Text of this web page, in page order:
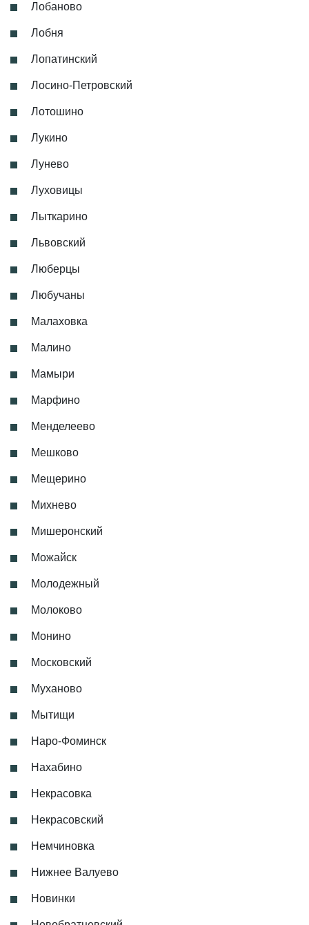
Лобаново
Лобня
Лопатинский
Лосино-Петровский
Лотошино
Лукино
Лунево
Луховицы
Лыткарино
Львовский
Люберцы
Любучаны
Малаховка
Малино
Мамыри
Марфино
Менделеево
Мешково
Мещерино
Михнево
Мишеронский
Можайск
Молодежный
Молоково
Монино
Московский
Муханово
Мытищи
Наро-Фоминск
Нахабино
Некрасовка
Некрасовский
Немчиновка
Нижнее Валуево
Новинки